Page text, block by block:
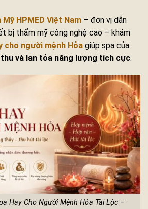
HPMED Việt Nam – đơn vị dẫn
bị thẩm mỹ công nghệ cao – khám
cho người mệnh Hỏa giúp spa của
và lan tỏa năng lượng tích cực.
Hay Cho Người Mệnh Hỏa Tài Lộc –